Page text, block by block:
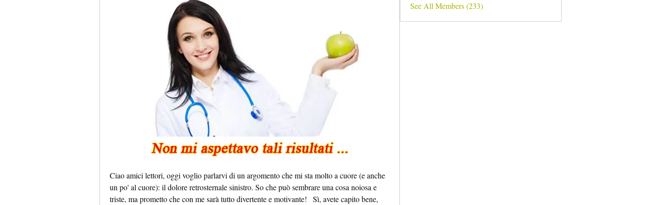
Ciao amici lettori, oggi voglio parlarvi di un argomento che mi sta molto a cuore (e anche
un po' al cuore): il dolore retrosternale sinistro. So che può sembrare una cosa noiosa e
triste, ma prometto che con me sarà tutto divertente e motivante!   Sì, avete capito bene,
See All Members (233)